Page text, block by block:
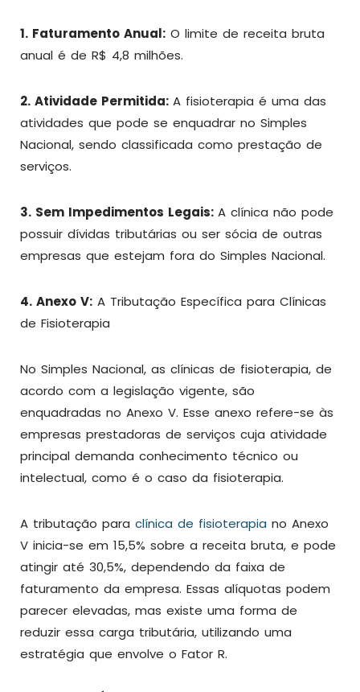
1. Faturamento Anual: O limite de receita bruta
anual é de R$ 4,8 milhões.
2. Atividade Permitida: A fisioterapia é uma das
atividades que pode se enquadrar no Simples
Nacional, sendo classificada como prestação de
serviços.
3. Sem Impedimentos Legais: A clínica não pode
possuir dívidas tributárias ou ser sócia de outras
empresas que estejam fora do Simples Nacional.
4. Anexo V: A Tributação Específica para Clínicas
de Fisioterapia
No Simples Nacional, as clínicas de fisioterapia, de
acordo com a legislação vigente, são
enquadradas no Anexo V. Esse anexo refere-se às
empresas prestadoras de serviços cuja atividade
principal demanda conhecimento técnico ou
intelectual, como é o caso da fisioterapia.
A tributação para clínica de fisioterapia no Anexo
V inicia-se em 15,5% sobre a receita bruta, e pode
atingir até 30,5%, dependendo da faixa de
faturamento da empresa. Essas alíquotas podem
parecer elevadas, mas existe uma forma de
reduzir essa carga tributária, utilizando uma
estratégia que envolve o Fator R.